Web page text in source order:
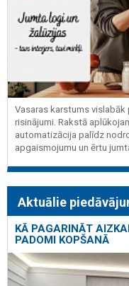
Vasaras karstums
risinājumi. Rakstā
automatizācija palīdz
apgaismojumu un ērtu
Aktuālie
KĀ PAGARINĀT
PADOMI KOPŠANĀ